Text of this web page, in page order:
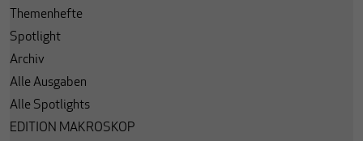
Themenhefte
Spotlight
Archiv
Alle Ausgaben
Alle Spotlights
EDITION MAKROSKOP